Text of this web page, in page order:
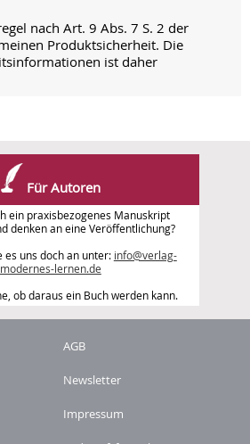
nach Art. 9 Abs. 7 S. 2 der
Produktsicherheit. Die
ist daher
Für Autoren
ein praxisbezogenes Manuskript
denken an eine Veröffentlichung?
es uns doch an unter: info@verlag-
modernes-lernen.de
ob daraus ein Buch werden kann.
AGB
Newsletter
Impressum